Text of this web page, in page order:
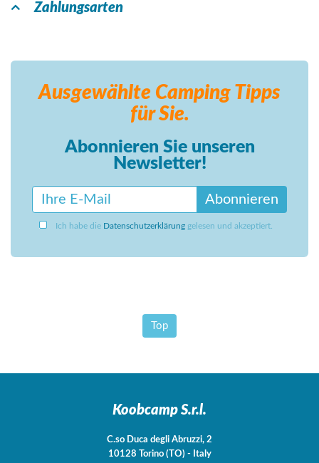
Zahlungsarten
Ausgewählte Camping Tipps
für Sie.
Abonnieren Sie unseren
Newsletter!
Abonnieren
Ich habe die Datenschutzerklärung gelesen und akzeptiert.
Top
Koobcamp S.r.l.
C.so Duca degli Abruzzi, 2
10128
Torino (TO) - Italy